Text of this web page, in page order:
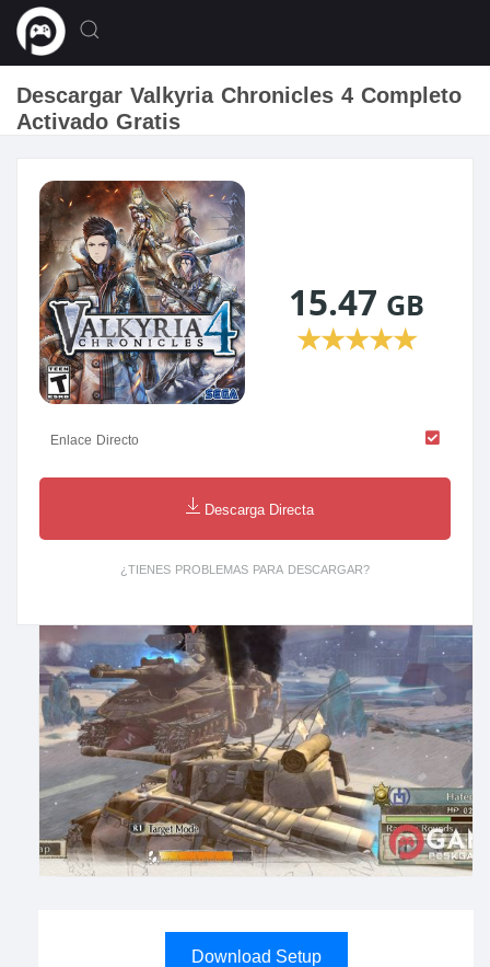
Descargar Valkyria Chronicles 4 Completo
Activado Gratis
Download Setup
15.47 GB
★★★★★
Enlace Directo
Descarga Directa
¿TIENES PROBLEMAS PARA DESCARGAR?